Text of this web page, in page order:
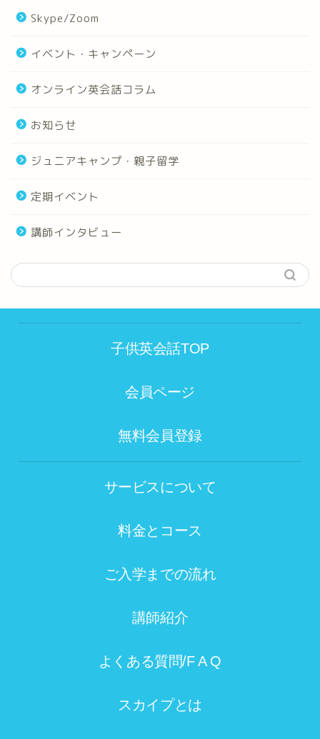
Skype/Zoom
イベント・キャンペーン
オンライン英会話コラム
お知らせ
ジュニアキャンプ・親子留学
定期イベント
講師インタビュー
子供英会話TOP
会員ページ
無料会員登録
サービスについて
料金とコース
ご入学までの流れ
講師紹介
よくある質問/F A Q
スカイプとは